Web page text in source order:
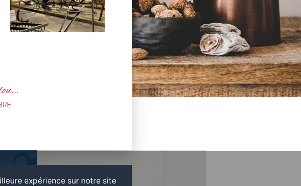
expérience sur notre site